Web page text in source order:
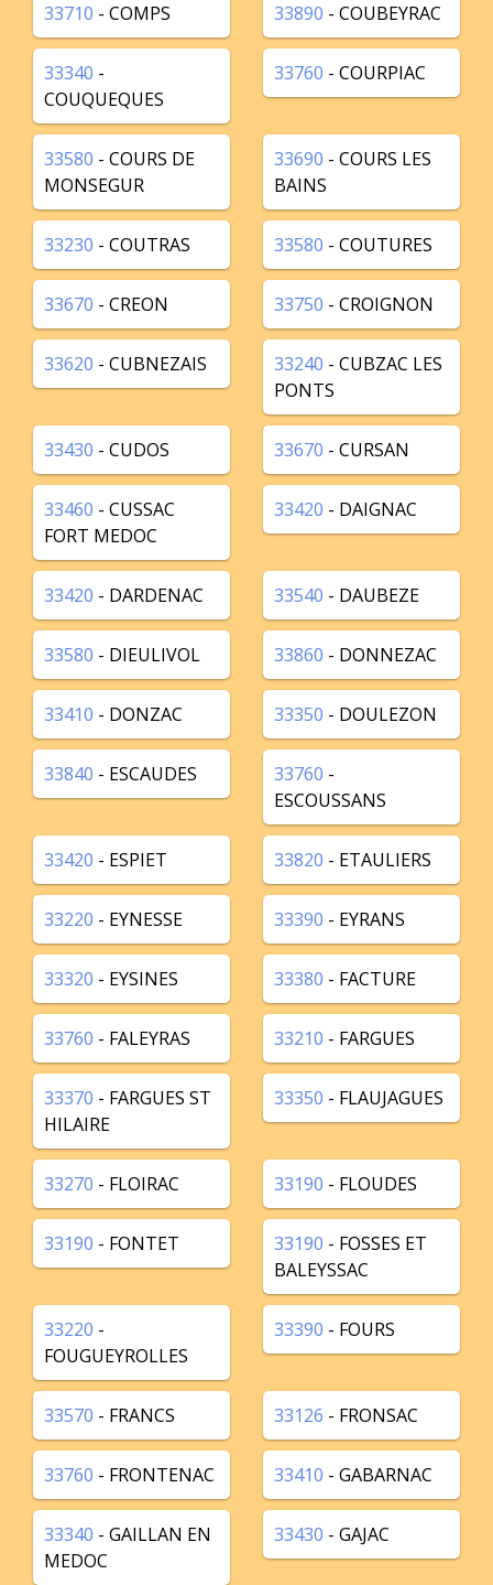
33710 - COMPS 33890 - COUBEYRAC
33340 -
COUQUEQUES
33760 - COURPIAC
33580 - COURS DE
MONSEGUR
33690 - COURS LES
BAINS
33230 - COUTRAS 33580 - COUTURES
33670 - CREON 33750 - CROIGNON
33620 - CUBNEZAIS 33240 - CUBZAC LES
PONTS
33430 - CUDOS 33670 - CURSAN
33460 - CUSSAC
FORT MEDOC
33420 - DAIGNAC
33420 - DARDENAC 33540 - DAUBEZE
33580 - DIEULIVOL 33860 - DONNEZAC
33410 - DONZAC 33350 - DOULEZON
33840 - ESCAUDES 33760 -
ESCOUSSANS
33420 - ESPIET 33820 - ETAULIERS
33220 - EYNESSE 33390 - EYRANS
33320 - EYSINES 33380 - FACTURE
33760 - FALEYRAS 33210 - FARGUES
33370 - FARGUES ST
HILAIRE
33350 - FLAUJAGUES
33270 - FLOIRAC 33190 - FLOUDES
33190 - FONTET 33190 - FOSSES ET
BALEYSSAC
33220 -
FOUGUEYROLLES
33390 - FOURS
33570 - FRANCS 33126 - FRONSAC
33760 - FRONTENAC 33410 - GABARNAC
33340 - GAILLAN EN
MEDOC
33430 - GAJAC